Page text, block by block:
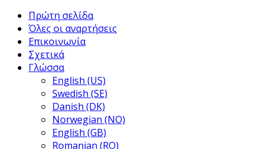
Πρώτη σελίδα
Όλες οι αναρτήσεις
Επικοινωνία
Σχετικά
Γλώσσα
English (US)
Swedish (SE)
Danish (DK)
Norwegian (NO)
English (GB)
Romanian (RO)